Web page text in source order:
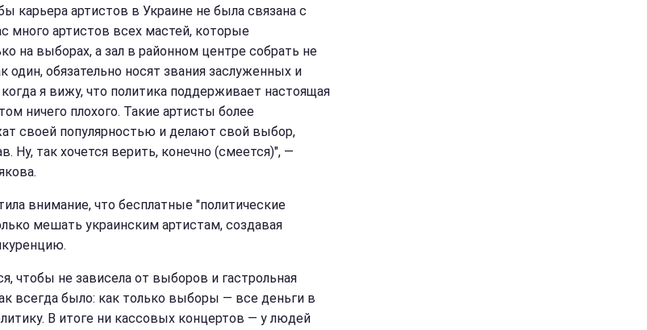
карьера артистов в Украине не была связана с
много артистов всех мастей, которые
на выборах, а зал в районном центре собрать не
один, обязательно носят звания заслуженных и
я вижу, что политика поддерживает настоящая
ничего плохого. Такие артисты более
своей популярностью и делают свой выбор,
Ну, так хочется верить, конечно (смеется)", —
внимание, что бесплатные "политические
мешать украинским артистам, создавая
чтобы не зависела от выборов и гастрольная
всегда было: как только выборы — все деньги в
В итоге ни кассовых концертов — у людей